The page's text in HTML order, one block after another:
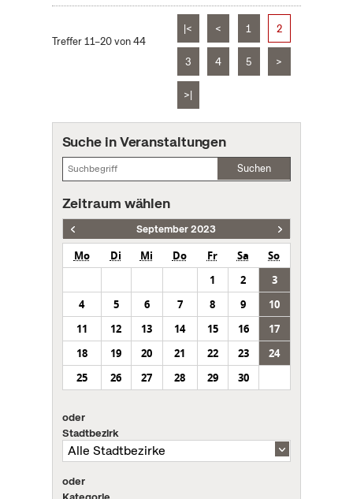
Treffer 11–20 von 44
|< < 1 2
3 4 5 >
>|
Suche in Veranstaltungen
Suchen
Zeitraum wählen
September 2023
Mo Di Mi Do Fr Sa
So
1
2
3
4
5 6 7 8 9
10
11
12 13 14 15 16
17
18
19 20 21 22 23
24
25
26 27 28 29 30
oder
Stadtbezirk
oder